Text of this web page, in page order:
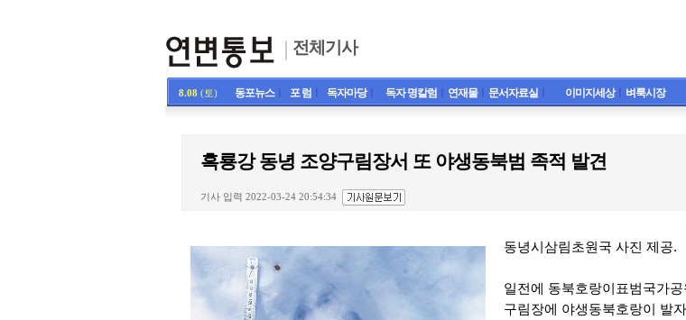
전체기사
8.08 (토) 동포뉴스ㅣ 포 럼 독자마당ㅣ 독자 명칼럼 연재물ㅣ 문서자료실 이미지세상ㅣ 벼룩시장
흑룡강 동녕 조양구림장서 또 야생동북범 족적 발견
기사 입력 2022-03-24 20:54:34
동녕시삼림초원국 사진 제공.
일전에 동북호랑이표범국가
구림장에 야생동북호랑이 발